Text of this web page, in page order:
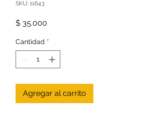
SKU: 11643
$ 35.000
Cantidad *
Agregar al carrito